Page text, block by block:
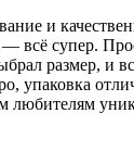
и
— всё супер.
размер, и
упаковка
любителям